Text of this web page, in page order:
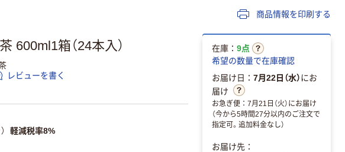
商品情報を印刷する
600ml1箱（24本入）
レビューを書く
軽減税率8%
在庫： 9点
希望の数量で在庫確認
お届け日： 7月22日（水）にお
届け
お急ぎ便：7月21日（火）にお届け
（今から5時間27分以内のご注文で
指定可。追加料金なし）
お届け先：